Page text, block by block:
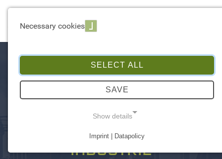
INDUSTRIE
Necessary cookies
SELECT ALL
SAVE
Show details
Imprint | Datapolicy